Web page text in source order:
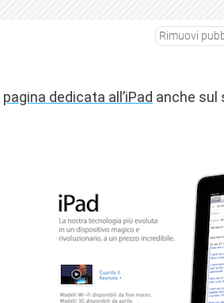
Rimuovi
pagina dedicata all’iPad anche sul